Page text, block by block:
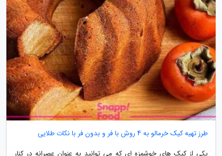
طرز تهیه کیک خرمالو به 4 روش با فر و بدون فر با نکات طلایی
یکی از کیک های خوشمزه ای که می توانید به عنوان عصرانه در کنار